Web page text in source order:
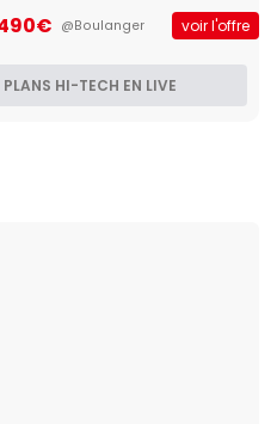
@Boulanger voir l'offre
HI-TECH EN LIVE